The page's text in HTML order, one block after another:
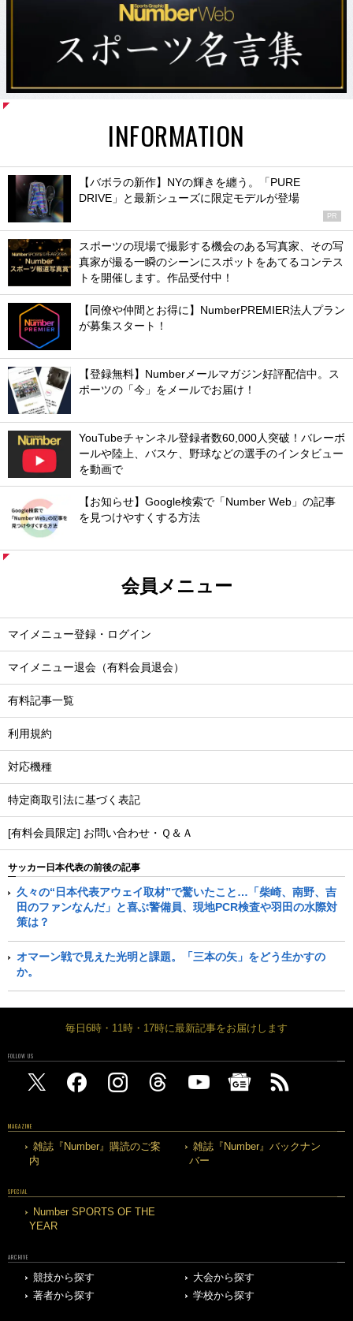
INFORMATION
【バボラの新作】NYの輝きを纏う。「PURE
DRIVE」と最新シューズに限定モデルが登場
PR
スポーツの現場で撮影する機会のある写真家、その写
真家が撮る一瞬のシーンにスポットをあてるコンテス
トを開催します。作品受付中！
【同僚や仲間とお得に】NumberPREMIER法人プラン
が募集スタート！
【登録無料】Numberメールマガジン好評配信中。ス
ポーツの「今」をメールでお届け！
YouTubeチャンネル登録者数60,000人突破！バレーボ
ールや陸上、バスケ、野球などの選手のインタビュー
を動画で
【お知らせ】Google検索で「Number Web」の記事
を見つけやすくする方法
会員メニュー
マイメニュー登録・ログイン
マイメニュー退会（有料会員退会）
有料記事一覧
利用規約
対応機種
特定商取引法に基づく表記
[有料会員限定] お問い合わせ・Ｑ＆Ａ
サッカー日本代表の前後の記事
久々の“日本代表アウェイ取材”で驚いたこと…「柴崎、南野、吉
田のファンなんだ」と喜ぶ警備員、現地PCR検査や羽田の水際対
策は？
オマーン戦で見えた光明と課題。「三本の矢」をどう生かすの
か。
毎日6時・11時・17時に最新記事をお届けします
FOLLOW US
MAGAZINE
雑誌『Number』購読のご案
内
雑誌『Number』バックナン
バー
SPECIAL
Number SPORTS OF THE
YEAR
ARCHIVE
競技から探す
大会から探す
著者から探す
学校から探す